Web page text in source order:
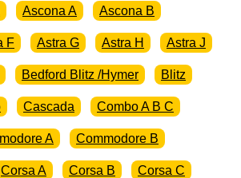
Ascona A Ascona B
F Astra G Astra H Astra J
Bedford Blitz /Hymer Blitz
Cascada Combo A B C
A Commodore B
Corsa A Corsa B Corsa C